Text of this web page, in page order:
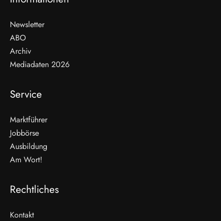
Newsletter
ABO
Archiv
Mediadaten 2026
Service
Marktführer
Jobbörse
Ausbildung
Am Wort!
Rechtliches
Kontakt